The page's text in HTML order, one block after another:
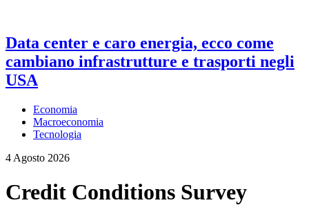
Data center e caro energia, ecco come
cambiano infrastrutture e trasporti negli
USA
Economia
Macroeconomia
Tecnologia
4 Agosto 2026
Credit Conditions Survey